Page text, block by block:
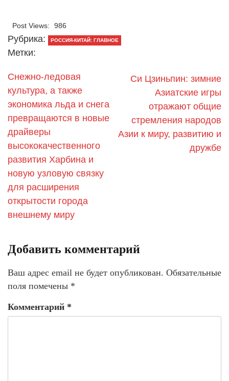
Post Views: 986
Рубрика: РОССИЯ-КИТАЙ: ГЛАВНОЕ
Метки:
Снежно-ледовая
культура, а также
экономика льда и снега
превращаются в новые
драйверы
высококачественного
развития Харбина и
новую узловую связку
для расширения
открытости города
внешнему миру
Си Цзиньпин: зимние
Азиатские игры
отражают общие
стремления народов
Азии к миру, развитию и
дружбе
Добавить комментарий
Ваш адрес email не будет опубликован. Обязательные
поля помечены *
Комментарий *